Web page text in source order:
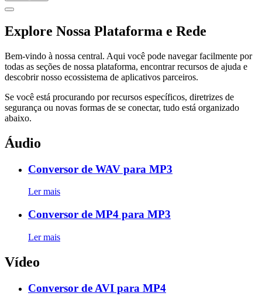
Explore Nossa Plataforma e Rede
Bem-vindo à nossa central. Aqui você pode navegar facilmente por
todas as seções de nossa plataforma, encontrar recursos de ajuda e
descobrir nosso ecossistema de aplicativos parceiros.
Se você está procurando por recursos específicos, diretrizes de
segurança ou novas formas de se conectar, tudo está organizado
abaixo.
Áudio
Conversor de WAV para MP3
Ler mais
Conversor de MP4 para MP3
Ler mais
Vídeo
Conversor de AVI para MP4